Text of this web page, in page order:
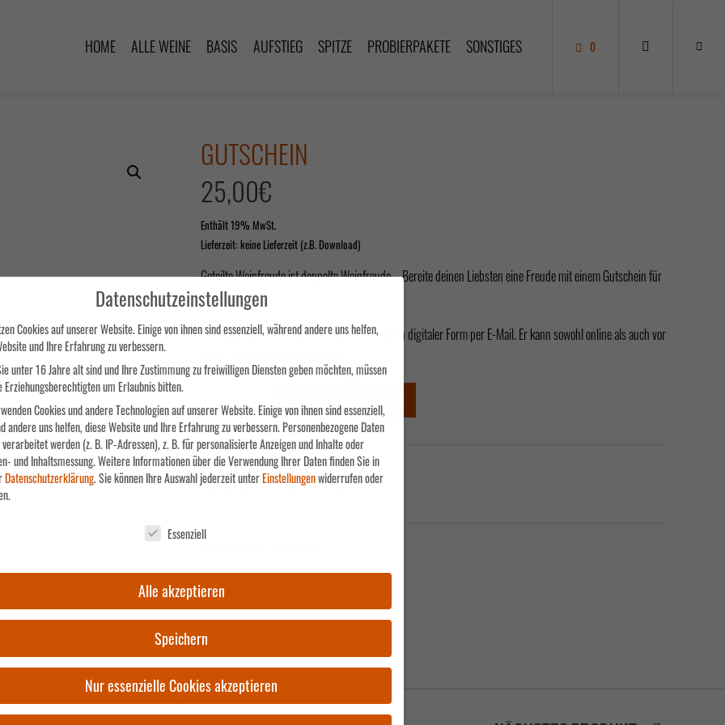
HOME ALLE WEINE BASIS AUFSTIEG SPITZE PROBIERPAKETE SONSTIGES 0
GUTSCHEIN
25,00€
Enthält 19% MwSt.
Lieferzeit: keine Lieferzeit (z.B. Download)
Geteilte Weinfreude ist doppelte Weinfreude – Bereite deinen Liebsten eine Freude mit einem Gutschein für
unsere Weine.
Den Gutschein versenden wir nach dem Kauf in digitaler Form per E-Mail. Er kann sowohl online als auch vor
[Digital]
Menge
IN DEN WARENKORB
ARTIKELNUMMER:69-1
KATEGORIEN: GUTSCHEIN,SONSTIGES
Datenschutzeinstellungen
Cookies auf unserer Website. Einige von ihnen sind essenziell, während andere uns helfen,
und Ihre Erfahrung zu verbessern.
unter 16 Jahre alt sind und Ihre Zustimmung zu freiwilligen Diensten geben möchten, müssen
Erziehungsberechtigten um Erlaubnis bitten.
Cookies und andere Technologien auf unserer Website. Einige von ihnen sind essenziell,
andere uns helfen, diese Website und Ihre Erfahrung zu verbessern.Personenbezogene Daten
werden (z. B. IP-Adressen), z. B. für personalisierte Anzeigen und Inhalte oder
und Inhaltsmessung.Weitere Informationen über die Verwendung Ihrer Daten finden Sie in
Datenschutzerklärung.Sie können Ihre Auswahl jederzeit unterEinstellungenwiderrufen oder
Essenziell
Alle akzeptieren
Speichern
Nur essenzielle Cookies akzeptieren